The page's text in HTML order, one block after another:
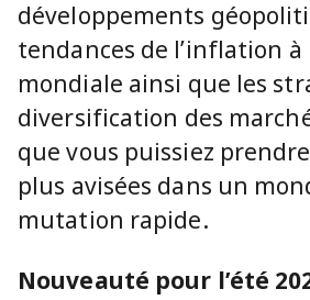
développements
tendances de l’inflation à
mondiale ainsi que les
diversification des
que vous puissiez
plus avisées dans un
mutation rapide.
Nouveauté pour l’été